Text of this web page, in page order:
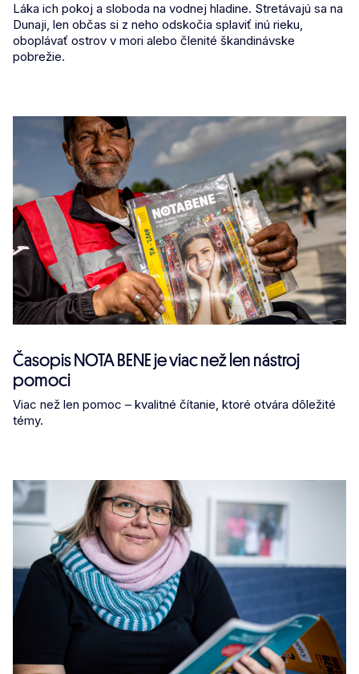
Láka ich pokoj a sloboda na vodnej hladine. Stretávajú sa na
Dunaji, len občas si z neho odskočia splaviť inú rieku,
oboplávať ostrov v mori alebo členité škandinávske
pobrežie.
Časopis NOTA BENE je viac než len nástroj
pomoci
Viac než len pomoc – kvalitné čítanie, ktoré otvára dôležité
témy.​